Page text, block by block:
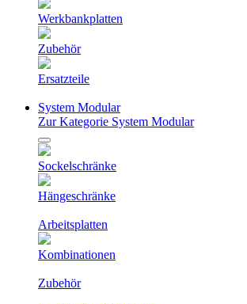
Werkbankplatten
Zubehör
Ersatzteile
System Modular
Zur Kategorie System Modular
Sockelschränke
Hängeschränke
Arbeitsplatten
Kombinationen
Zubehör